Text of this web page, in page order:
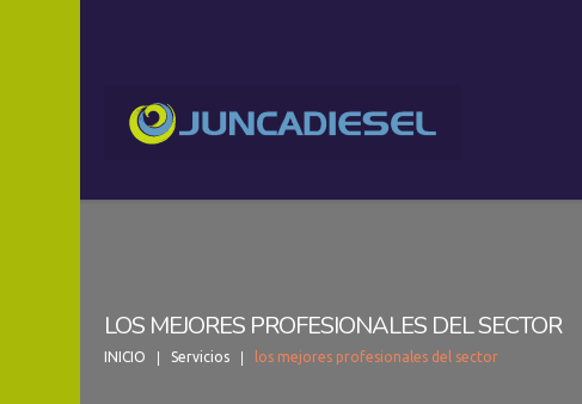
LOS MEJORES PROFESIONALES DEL SECTOR
INICIO Servicios los mejores profesionales del sector